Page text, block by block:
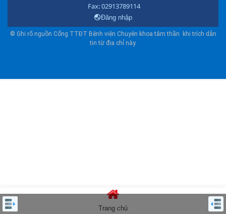
Fax: 02913789114
Đăng nhập
© Ghi rõ nguồn Cổng TTĐT Bệnh viện Chuyên khoa tâm thần khi trích dẫn
tin từ địa chỉ này.
Trang chủ